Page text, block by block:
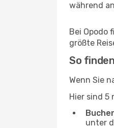
während
Bei Opodo
größte
So
Wenn Sie
Hier sind 5
unter